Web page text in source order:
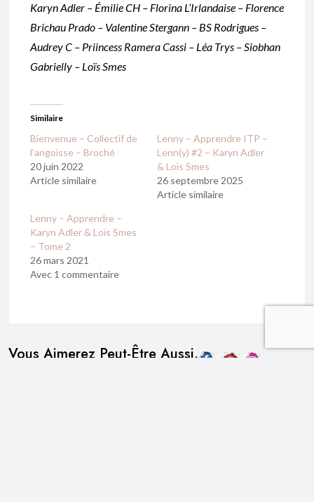
Karyn Adler – Émilie CH – Florina L’Irlandaise – Florence
Brichau Prado – Valentine Stergann – BS Rodrigues –
Audrey C – Priincess Ramera Cassi – Léa Trys – Siobhan
Gabrielly – Loïs Smes
Similaire
Bienvenue – Collectif de
l’angoisse – Broché
20 juin 2022
Article similaire
Lenny – Apprendre ITP –
Lenn(y) #2 – Karyn Adler
& Loïs Smes
26 septembre 2025
Article similaire
Lenny – Apprendre –
Karyn Adler & Loïs Smes
– Tome 2
26 mars 2021
Avec 1 commentaire
Vous Aimerez Peut-Être Aussi…